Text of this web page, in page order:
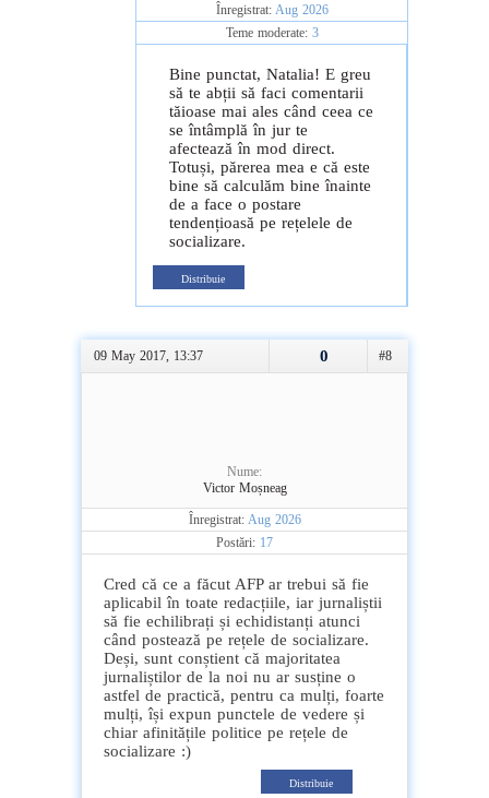
Bine punctat, Natalia! E greu
să te abții să faci comentarii
tăioase mai ales când ceea ce
se întâmplă în jur te
afectează în mod direct.
Totuși, părerea mea e că este
bine să calculăm bine înainte
de a face o postare
tendențioasă pe rețelele de
socializare.
Distribuie
Înregistrat: Aug 2026
Teme moderate: 3
09 May 2017, 13:37 #8
0
Nume:
Victor Moșneag
Înregistrat: Aug 2026
Postări: 17
Cred că ce a făcut AFP ar trebui să fie
aplicabil în toate redacțiile, iar jurnaliștii
să fie echilibrați și echidistanți atunci
când postează pe rețele de socializare.
Deși, sunt conștient că majoritatea
jurnaliștilor de la noi nu ar susține o
astfel de practică, pentru ca mulți, foarte
mulți, își expun punctele de vedere și
chiar afinitățile politice pe rețele de
socializare :)
Distribuie